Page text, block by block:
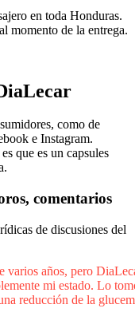
en toda Honduras.
momento de la entrega.
como de
e Instagram.
que es un capsules
comentarios
de discusiones del
varios años, pero
mi estado. Lo
reducción de la